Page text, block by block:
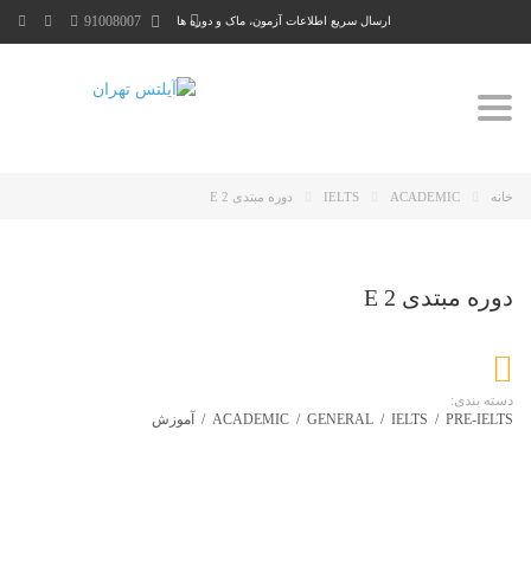
ارسال سریع اطلاعات آزمون، ماک و دوره ها 91008007
Toggle
خانه IELTS ACADEMIC دوره مبتدی E 2
دوره مبتدی E 2
دسته بندی:
ACADEMIC / GENERAL / IELTS / PRE-IELTS
/ آموزش